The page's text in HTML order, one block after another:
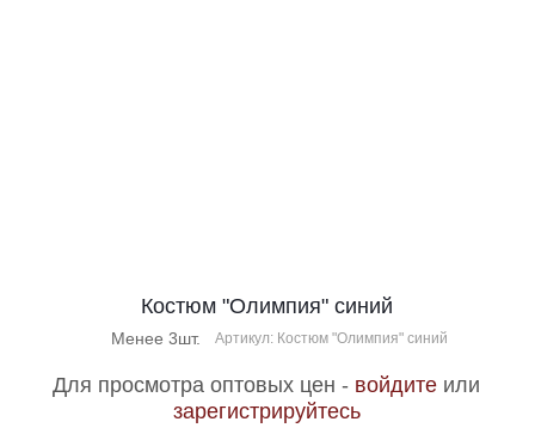
Костюм "Олимпия" синий
Менее 3шт. Артикул: Костюм "Олимпия" синий
Для просмотра оптовых цен - войдите или
зарегистрируйтесь